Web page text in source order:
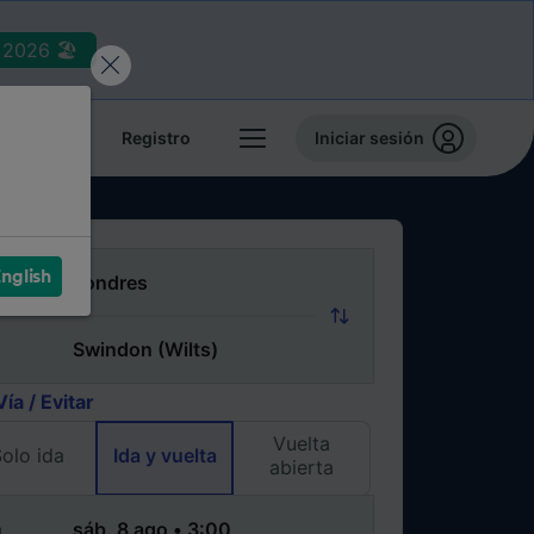
2026 🏖️
Registro Iniciar sesión
/ Evitar
ida Ida y vuelta
Vuelta
abierta